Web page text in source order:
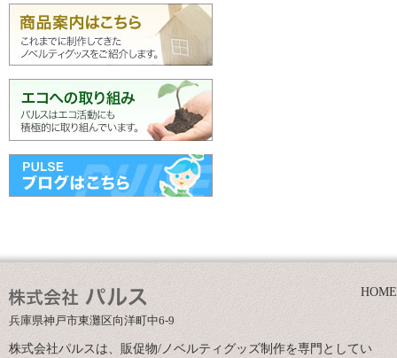
兵庫県神戸市東灘区向洋町中6-9
HOME
株式会社パルスは、販促物/ノベルティグッズ制作を専門としてい